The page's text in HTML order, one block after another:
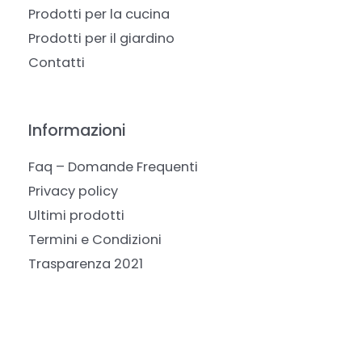
Prodotti per la cucina
Prodotti per il giardino
Contatti
Informazioni
Faq – Domande Frequenti
Privacy policy
Ultimi prodotti
Termini e Condizioni
Trasparenza 2021